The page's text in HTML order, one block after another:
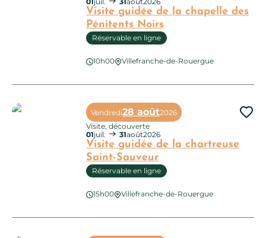
Visite guidée de la chapelle des
Pénitents Noirs
Réservable en ligne
10h00 Villefranche-de-Rouergue
Visite guidée de la chapelle des Pénitents Noirs
Visite guidée de la chartreuse
Saint-Sauveur
Réservable en ligne
15h00 Villefranche-de-Rouergue
Vendredi28 août2026
Visite, découverte
01juil. 31août2026
Visite guidée de la chartreuse Saint-Sauveur